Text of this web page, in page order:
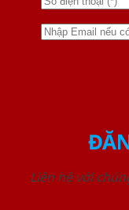
Liên hệ với